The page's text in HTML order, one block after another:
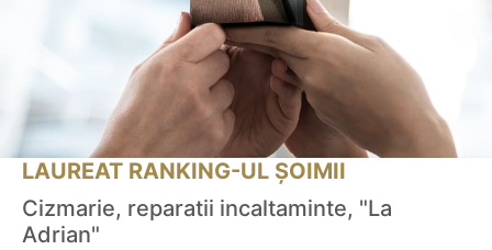
LAUREAT RANKING-UL ȘOIMII
Cizmarie, reparatii incaltaminte, "La
Adrian"